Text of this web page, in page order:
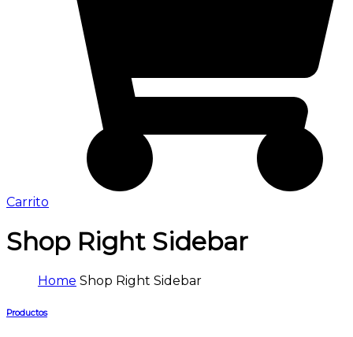
Carrito
Shop Right Sidebar
Home Shop Right Sidebar
Productos